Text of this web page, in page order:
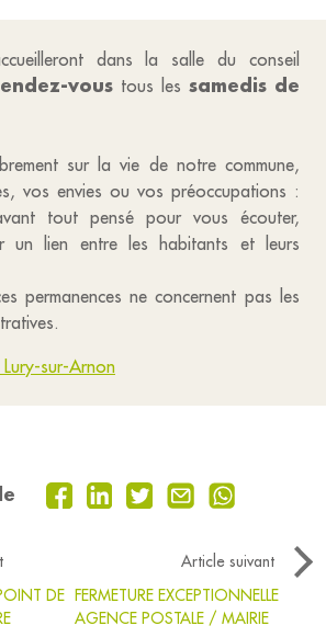
dans la salle du conseil
vous tous les samedis de
sur la vie de notre commune,
vos envies ou vos préoccupations :
tout pensé pour vous écouter,
un lien entre les habitants et leurs
permanences ne concernent pas les
sur-Arnon
Article suivant
DE
FERMETURE EXCEPTIONNELLE
AGENCE POSTALE / MAIRIE